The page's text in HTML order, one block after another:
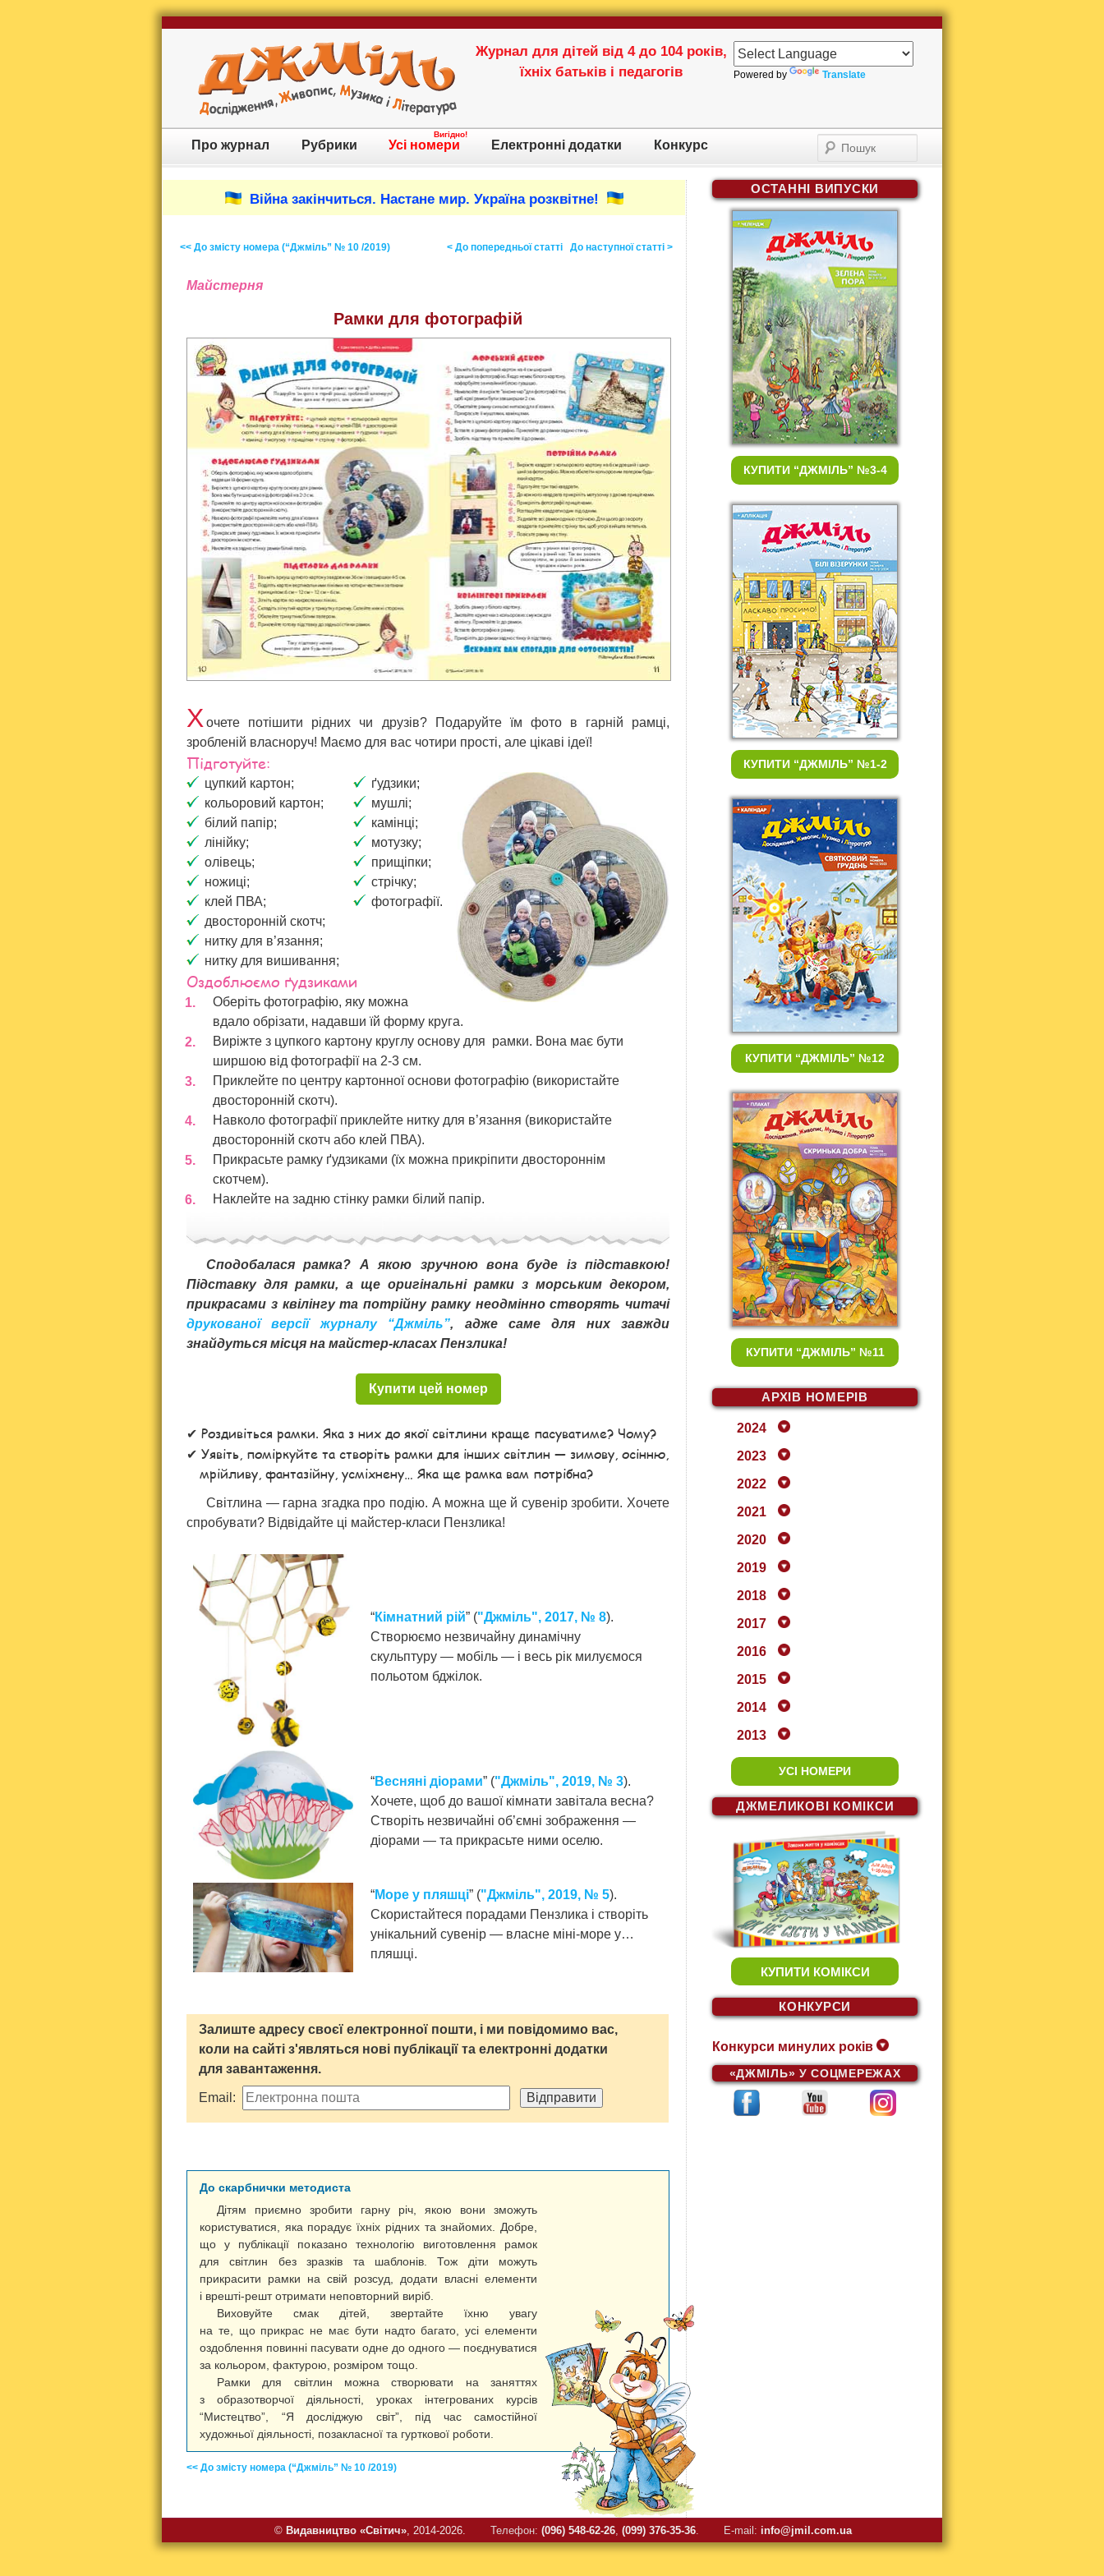
Powered by Translate
Журнал для дітей від 4 до 104 років,
їхніх батьків і педагогів
Про журнал Рубрики Усі номери
Вигідно!
Електронні додатки Конкурс
Війна закінчиться. Настане мир. Україна розквітне!
<< До змісту номера (“Джміль” № 10 /2019) < До попередньої статті До наступної статті >
Майстерня
Рамки для фотографій
Хочете потішити рідних чи друзів? Подаруйте їм фото в гарній рамці,
зробленій власноруч! Маємо для вас чотири прості, але цікаві ідеї!
Підготуйте:
цупкий картон;
кольоровий картон;
білий папір;
лінійку;
олівець;
ножиці;
клей ПВА;
двосторонній скотч;
нитку для в’язання;
нитку для вишивання;
ґудзики;
мушлі;
камінці;
мотузку;
прищіпки;
стрічку;
фотографії.
Оздоблюємо ґудзиками
Оберіть фотографію, яку можна
вдало обрізати, надавши їй форму круга.
Виріжте з цупкого картону круглу основу для рамки. Вона має бути
ширшою від фотографії на 2-3 см.
Приклейте по центру картонної основи фотографію (використайте
двосторонній скотч).
Навколо фотографії приклейте нитку для в’язання (використайте
двосторонній скотч або клей ПВА).
Прикрасьте рамку ґудзиками (їх можна прикріпити двостороннім
скотчем).
Наклейте на задню стінку рамки білий папір.
Сподобалася рамка? А якою зручною вона буде із підставкою!
Підставку для рамки, а ще оригінальні рамки з морським декором,
прикрасами з квілінгу та потрійну рамку неодмінно створять читачі
друкованої версії журналу “Джміль”, адже саме для них завжди
знайдуться місця на майстер-класах Пензлика!
Купити цей номер
Роздивіться рамки. Яка з них до якої світлини краще пасуватиме? Чому?
Уявіть, поміркуйте та створіть рамки для інших світлин — зимову, осінню,
мрійливу, фантазійну, усміхнену… Яка ще рамка вам потрібна?
Світлина — гарна згадка про подію. А можна ще й сувенір зробити. Хочете
спробувати? Відвідайте ці майстер-класи Пензлика!
“Кімнатний рій” ("Джміль", 2017, № 8).
Створюємо незвичайну динамічну
скульптуру — мобіль — і весь рік милуємося
польотом бджілок.
“Весняні діорами” ("Джміль", 2019, № 3).
Хочете, щоб до вашої кімнати завітала весна?
Створіть незвичайні об’ємні зображення —
діорами — та прикрасьте ними оселю.
“Море у пляшці” ("Джміль", 2019, № 5).
Скористайтеся порадами Пензлика і створіть
унікальний сувенір — власне міні-море у…
пляшці.
Залиште адресу своєї електронної пошти, і ми повідомимо вас,
коли на сайті з'являться нові публікації та електронні додатки
для завантаження.
Email:
До скарбнички методиста
Дітям приємно зробити гарну річ, якою вони зможуть
користуватися, яка порадує їхніх рідних та знайомих. Добре,
що у публікації показано технологію виготовлення рамок
для світлин без зразків та шаблонів. Тож діти можуть
прикрасити рамки на свій розсуд, додати власні елементи
і врешті-решт отримати неповторний виріб.
Виховуйте смак дітей, звертайте їхню увагу
на те, що прикрас не має бути надто багато, усі елементи
оздоблення повинні пасувати одне до одного — поєднуватися
за кольором, фактурою, розміром тощо.
Рамки для світлин можна створювати на заняттях
з образотворчої діяльності, уроках інтегрованих курсів
“Мистецтво”, “Я досліджую світ”, під час самостійної
художньої діяльності, позакласної та гурткової роботи.
<< До змісту номера (“Джміль” № 10 /2019)
ОСТАННІ ВИПУСКИ
КУПИТИ “ДЖМІЛЬ” №3-4
КУПИТИ “ДЖМІЛЬ” №1-2
КУПИТИ “ДЖМІЛЬ” №12
КУПИТИ “ДЖМІЛЬ” №11
АРХІВ НОМЕРІВ
2024
2023
2022
2021
2020
2019
2018
2017
2016
2015
2014
2013
УСІ НОМЕРИ
ДЖМЕЛИКОВІ КОМІКСИ
КУПИТИ КОМІКСИ
КОНКУРСИ
Конкурси минулих років
«ДЖМІЛЬ» У СОЦМЕРЕЖАХ
© Видавництво «Свiтич», 2014-2026. Телефон: (096) 548-62-26, (099) 376-35-36. E-mail: info@jmil.com.ua